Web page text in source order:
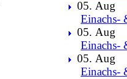
05. Aug
Einachs-
05. Aug
Einachs-
05. Aug
Einachs-